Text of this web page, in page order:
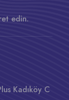
edin.
Kadıköy C